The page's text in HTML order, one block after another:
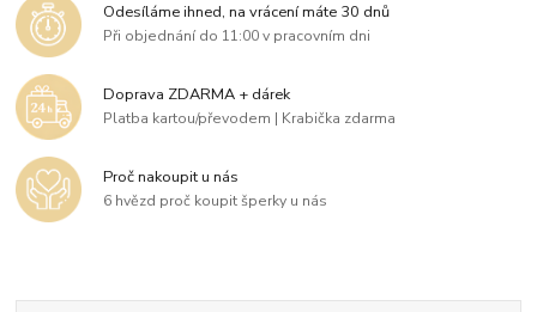
Odesíláme ihned, na vrácení máte 30 dnů
Při objednání do 11:00 v pracovním dni
Doprava ZDARMA + dárek
Platba kartou/převodem | Krabička zdarma
Proč nakoupit u nás
6 hvězd proč koupit šperky u nás